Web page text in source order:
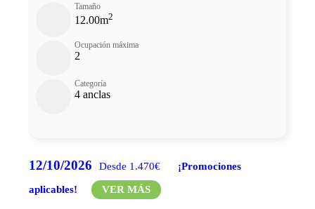
Tamaño
12.00m2
Ocupación máxima
2
Categoría
4 anclas
12/10/2026 Desde 1.470€ ¡Promociones
aplicables! VER MÁS